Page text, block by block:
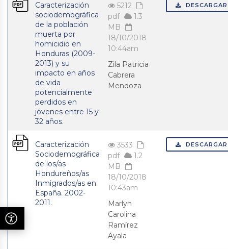
Caracterización
sociodemográfica
de la población
muerta por
homicidio en
Honduras (2009-
2013) y su
impacto en años
de vida
potencialmente
perdidos en
jóvenes entre 15 y
32 años.
5212
pdf
1.3
MB
18/10/2018
10:44am
Zila Patricia
Cabrera
Mendoza
DESCARGAR
Caracterización
Sociodemográfica
de los/as
Hondureños/as
Inmigrados/as en
España. 2002-
2011.
3533
pdf
1.2
MB
18/10/2018
10:43am
Marlyn
Carolina
Ramírez
Ayala
DESCARGAR